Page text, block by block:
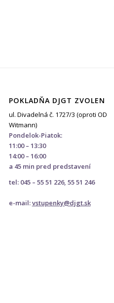
POKLADŇA DJGT ZVOLEN
ul. Divadelná č. 1727/3 (oproti OD
Witmann)
Pondelok-Piatok:
11:00 – 13:30
14:00 – 16:00
a 45 min pred predstavení
tel: 045 – 55 51 226, 55 51 246
e-mail:vstupenky@djgt.sk